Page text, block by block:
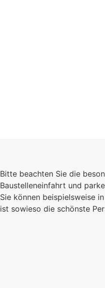
Bitte beachten Sie die
Baustelleneinfahrt und
Sie können beispielsweise
ist sowieso die schönste